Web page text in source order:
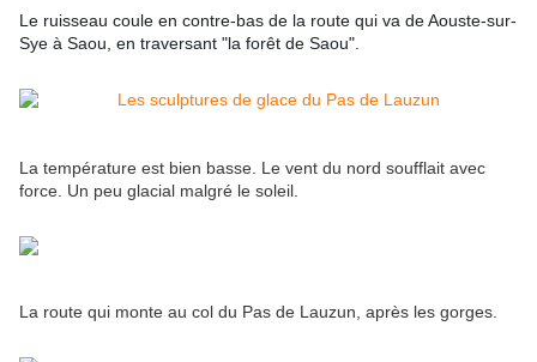
Le ruisseau coule en contre-bas de la route qui va de Aouste-sur-
Sye à Saou, en traversant "la forêt de Saou".
La température est bien basse. Le vent du nord soufflait avec
force. Un peu glacial malgré le soleil.
La route qui monte au col du Pas de Lauzun, après les gorges.